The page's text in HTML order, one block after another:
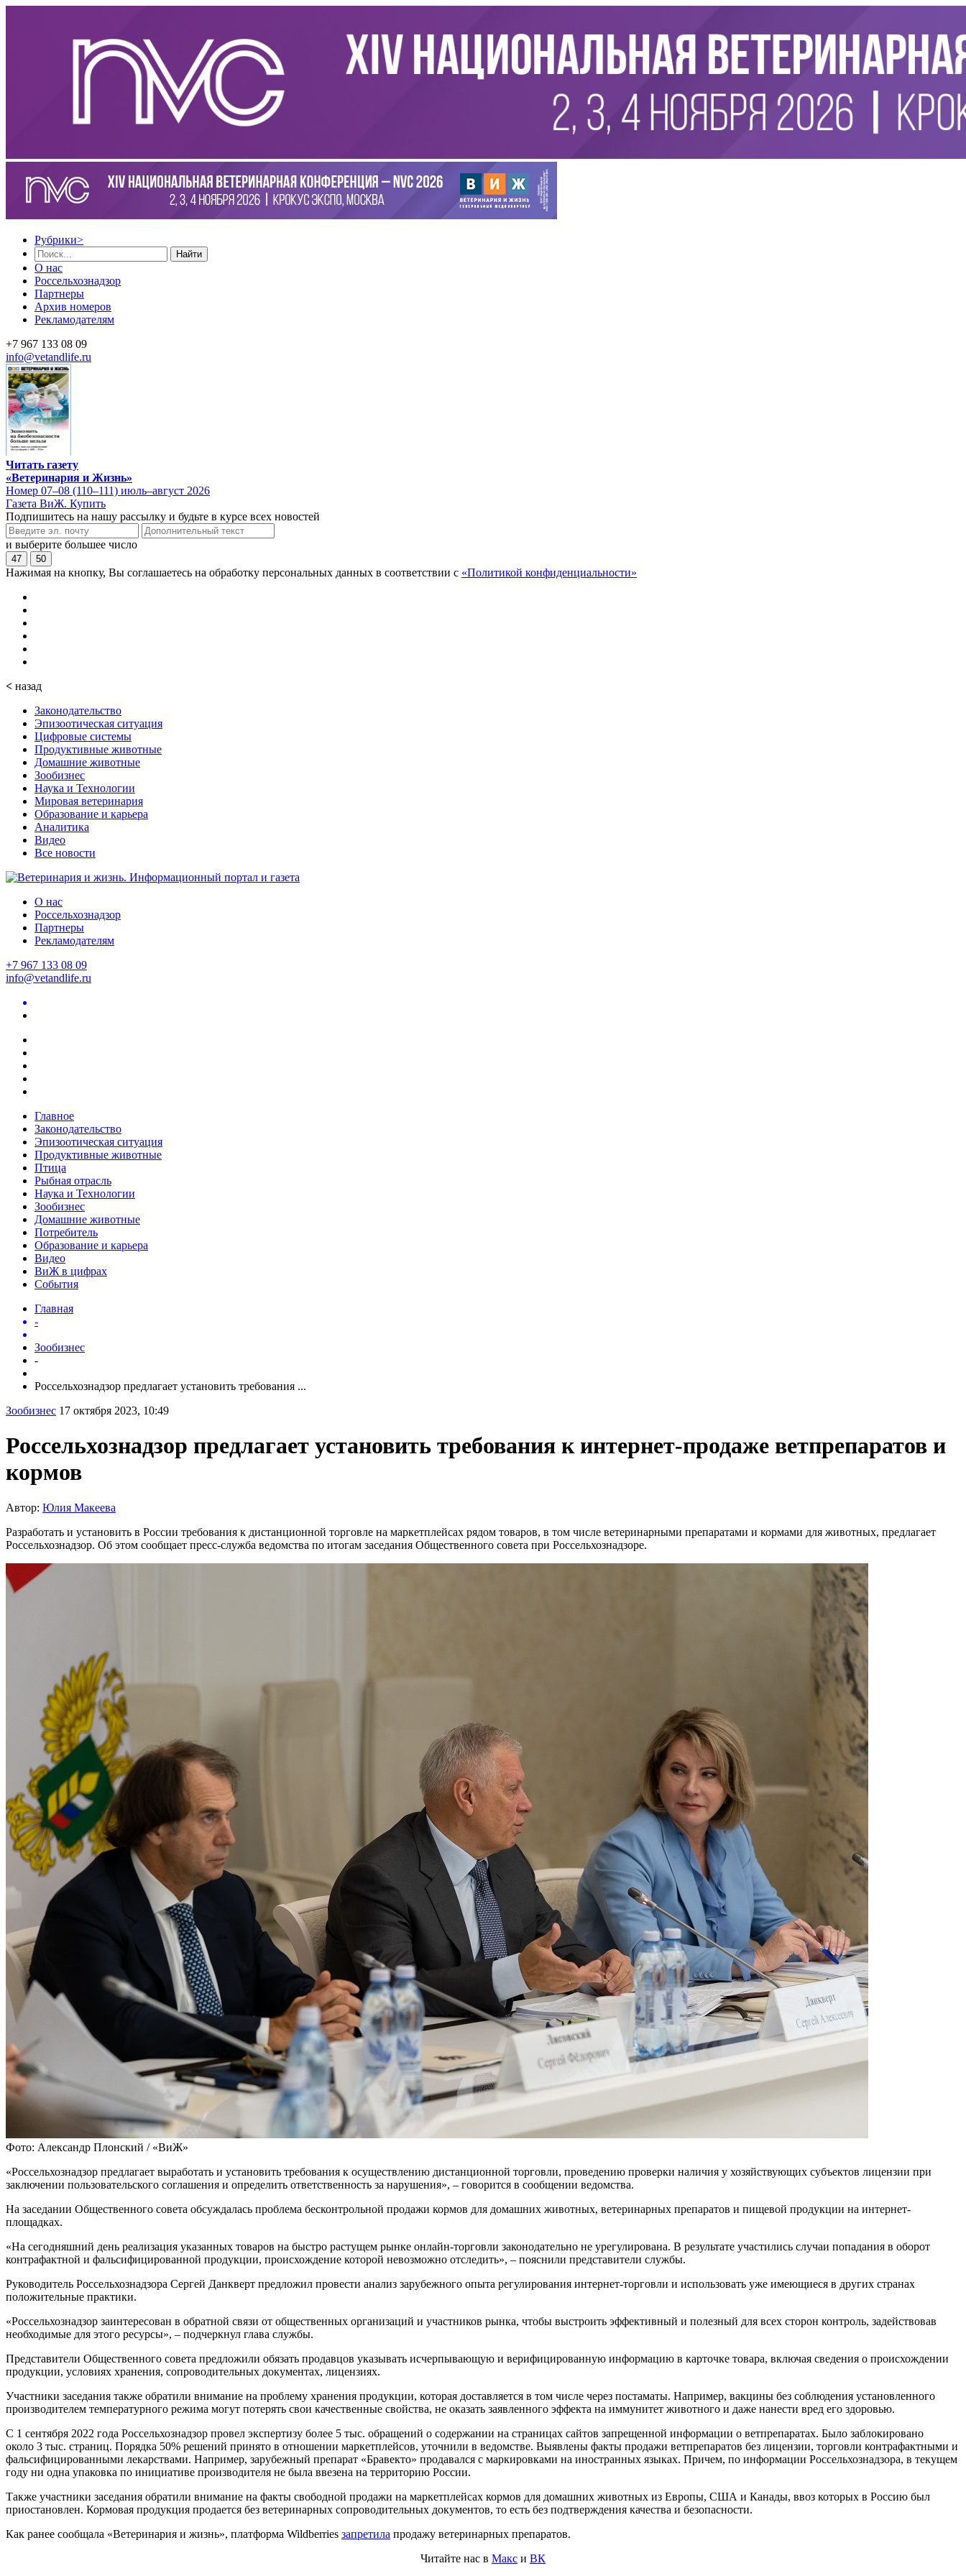
Рубрики>
Найти
О нас
Россельхознадзор
Партнеры
Архив номеров
Рекламодателям
+7 967 133 08 09
info@vetandlife.ru
Читать газету
«Ветеринария и Жизнь»
Номер 07–08 (110–111) июль–август 2026
Газета ВиЖ. Купить
Подпишитесь на нашу рассылку и будьте в курсе всех новостей
и выберите большее число
47 50
Нажимая на кнопку, Вы соглашаетесь на обработку персональных данных в соответствии с «Политикой конфиденциальности»
< назад
Законодательство
Эпизоотическая ситуация
Цифровые системы
Продуктивные животные
Домашние животные
Зообизнес
Наука и Технологии
Мировая ветеринария
Образование и карьера
Аналитика
Видео
Все новости
О нас
Россельхознадзор
Партнеры
Рекламодателям
+7 967 133 08 09
info@vetandlife.ru
Главное
Законодательство
Эпизоотическая ситуация
Продуктивные животные
Птица
Рыбная отрасль
Наука и Технологии
Зообизнес
Домашние животные
Потребитель
Образование и карьера
Видео
ВиЖ в цифрах
События
Главная
-
Зообизнес
-
Россельхознадзор предлагает установить требования ...
Зообизнес 17 октября 2023, 10:49
Россельхознадзор предлагает установить требования к интернет-продаже ветпрепаратов и
кормов
Автор: Юлия Макеева
Разработать и установить в России требования к дистанционной торговле на маркетплейсах рядом товаров, в том числе ветеринарными препаратами и кормами для животных, предлагает
Россельхознадзор. Об этом сообщает пресс-служба ведомства по итогам заседания Общественного совета при Россельхознадзоре.
Фото: Александр Плонский / «ВиЖ»
«Россельхознадзор предлагает выработать и установить требования к осуществлению дистанционной торговли, проведению проверки наличия у хозяйствующих субъектов лицензии при
заключении пользовательского соглашения и определить ответственность за нарушения», – говорится в сообщении ведомства.
На заседании Общественного совета обсуждалась проблема бесконтрольной продажи кормов для домашних животных, ветеринарных препаратов и пищевой продукции на интернет-
площадках.
«На сегодняшний день реализация указанных товаров на быстро растущем рынке онлайн-торговли законодательно не урегулирована. В результате участились случаи попадания в оборот
контрафактной и фальсифицированной продукции, происхождение которой невозможно отследить», – пояснили представители службы.
Руководитель Россельхознадзора Сергей Данкверт предложил провести анализ зарубежного опыта регулирования интернет-торговли и использовать уже имеющиеся в других странах
положительные практики.
«Россельхознадзор заинтересован в обратной связи от общественных организаций и участников рынка, чтобы выстроить эффективный и полезный для всех сторон контроль, задействовав
необходимые для этого ресурсы», – подчеркнул глава службы.
Представители Общественного совета предложили обязать продавцов указывать исчерпывающую и верифицированную информацию в карточке товара, включая сведения о происхождении
продукции, условиях хранения, сопроводительных документах, лицензиях.
Участники заседания также обратили внимание на проблему хранения продукции, которая доставляется в том числе через постаматы. Например, вакцины без соблюдения установленного
производителем температурного режима могут потерять свои качественные свойства, не оказать заявленного эффекта на иммунитет животного и даже нанести вред его здоровью.
С 1 сентября 2022 года Россельхознадзор провел экспертизу более 5 тыс. обращений о содержании на страницах сайтов запрещенной информации о ветпрепаратах. Было заблокировано
около 3 тыс. страниц. Порядка 50% решений принято в отношении маркетплейсов, уточнили в ведомстве. Выявлены факты продажи ветпрепаратов без лицензии, торговли контрафактными и
фальсифицированными лекарствами. Например, зарубежный препарат «Бравекто» продавался с маркировками на иностранных языках. Причем, по информации Россельхознадзора, в текущем
году ни одна упаковка по инициативе производителя не была ввезена на территорию России.
Также участники заседания обратили внимание на факты свободной продажи на маркетплейсах кормов для домашних животных из Европы, США и Канады, ввоз которых в Россию был
приостановлен. Кормовая продукция продается без ветеринарных сопроводительных документов, то есть без подтверждения качества и безопасности.
Как ранее сообщала «Ветеринария и жизнь», платформа Wildberries запретила продажу ветеринарных препаратов.
Читайте нас в Макс и ВК